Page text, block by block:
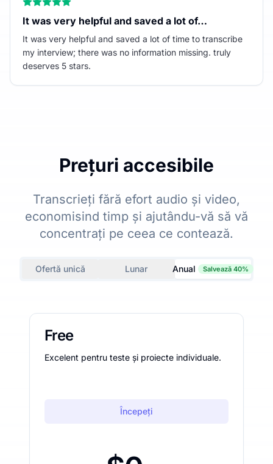
It was very helpful and saved a lot of…
It was very helpful and saved a lot of time to transcribe
my interview; there was no information missing. truly
deserves 5 stars.
Prețuri accesibile
Transcrieți fără efort audio și video,
economisind timp și ajutându-vă să vă
concentrați pe ceea ce contează.
Ofertă unică Lunar Anual Salvează 40%
Free
Excelent pentru teste și proiecte individuale.
Începeți